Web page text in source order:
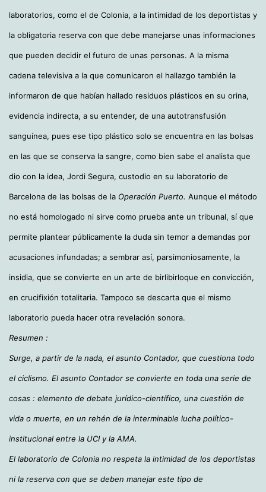
laboratorios, como el de Colonia, a la intimidad de los deportistas y
la obligatoria reserva con que debe manejarse unas informaciones
que pueden decidir el futuro de unas personas. A la misma
cadena televisiva a la que comunicaron el hallazgo también la
informaron de que habían hallado residuos plásticos en su orina,
evidencia indirecta, a su entender, de una autotransfusión
sanguínea, pues ese tipo plástico solo se encuentra en las bolsas
en las que se conserva la sangre, como bien sabe el analista que
dio con la idea, Jordi Segura, custodio en su laboratorio de
Barcelona de las bolsas de la Operación Puerto. Aunque el método
no está homologado ni sirve como prueba ante un tribunal, sí que
permite plantear públicamente la duda sin temor a demandas por
acusaciones infundadas; a sembrar así, parsimoniosamente, la
insidia, que se convierte en un arte de birlibirloque en convicción,
en crucifixión totalitaria. Tampoco se descarta que el mismo
laboratorio pueda hacer otra revelación sonora.
Resumen :
Surge, a partir de la nada, el asunto Contador, que cuestiona todo
el ciclismo. El asunto Contador se convierte en toda una serie de
cosas : elemento de debate jurídico-científico, una cuestión de
vida o muerte, en un rehén de la interminable lucha político-
institucional entre la UCI y la AMA.
El laboratorio de Colonia no respeta la intimidad de los deportistas
ni la reserva con que se deben manejar este tipo de